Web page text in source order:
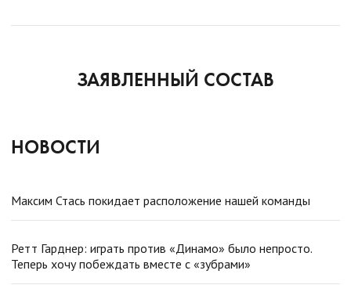
ЗАЯВЛЕННЫЙ СОСТАВ
НОВОСТИ
Максим Стась покидает расположение нашей команды
Ретт Гарднер: играть против «Динамо» было непросто.
Теперь хочу побеждать вместе с «зубрами»